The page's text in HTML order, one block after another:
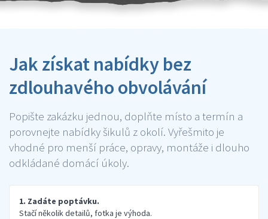
Jak získat nabídky bez
zdlouhavého obvolávání
Popište zakázku jednou, doplňte místo a termín a
porovnejte nabídky šikulů z okolí. Vyřešmito je
vhodné pro menší práce, opravy, montáže i dlouho
odkládané domácí úkoly.
1. Zadáte poptávku.
Stačí několik detailů, fotka je výhoda.